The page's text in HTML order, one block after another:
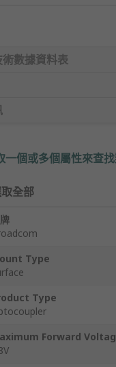
數據資料表
一個或多個屬性來查找
全部
Type
Type
Forward